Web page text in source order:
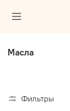
Масла
Фильтры